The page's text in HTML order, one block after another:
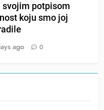
svojim potpisom
koju smo joj
ago 0